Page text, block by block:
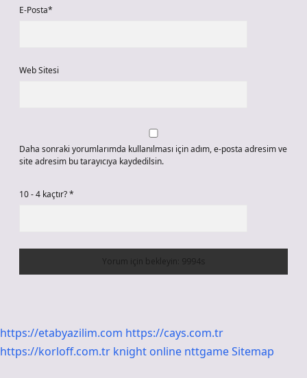
E-Posta*
Web Sitesi
Daha sonraki yorumlarımda kullanılması için adım, e-posta adresim ve
site adresim bu tarayıcıya kaydedilsin.
10 - 4 kaçtır?*
https://etabyazilim.com https://cays.com.tr
https://korloff.com.tr knight online nttgameSitemap